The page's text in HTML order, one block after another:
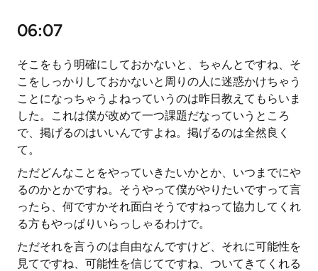
06:07
そこをもう明確にしておかないと、ちゃんとですね、そ
こをしっかりしておかないと周りの人に迷惑かけちゃう
ことになっちゃうよねっていうのは昨日教えてもらいま
した。これは僕が改めて一つ課題だなっていうところ
で、掲げるのはいいんですよね。掲げるのは全然良く
て。
ただどんなことをやっていきたいかとか、いつまでにや
るのかとかですね。そうやって僕がやりたいですって言
ったら、何ですかそれ面白そうですねって協力してくれ
る方もやっぱりいらっしゃるわけで。
ただそれを言うのは自由なんですけど、それに可能性を
見てですね、可能性を信じてですね、ついてきてくれる